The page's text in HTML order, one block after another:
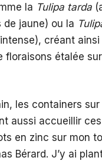
la Tulipa tarda
de jaune) ou la
intense), créant ainsi
floraisons étalée
les containers
aussi accueillir ces
en zinc sur mon
Bérard. J’y ai